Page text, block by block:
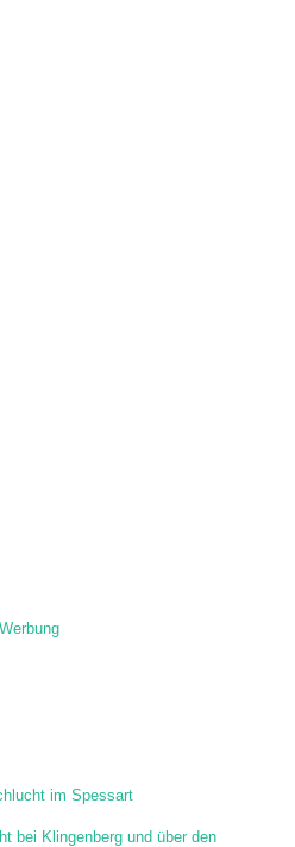
im Spessart
bei Klingenberg und über den